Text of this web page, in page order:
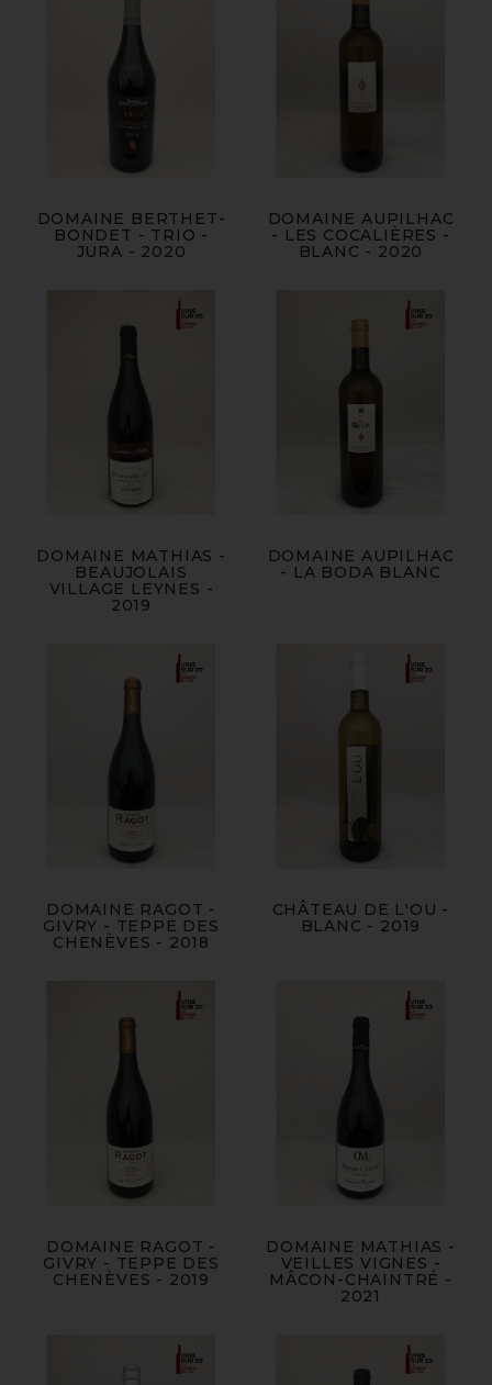
DOMAINE BERTHET-
BONDET - TRIO -
JURA - 2020
DOMAINE AUPILHAC
- LES COCALIÈRES -
BLANC - 2020
DOMAINE MATHIAS -
BEAUJOLAIS
VILLAGE LEYNES -
2019
DOMAINE AUPILHAC
- LA BODA BLANC
DOMAINE RAGOT -
GIVRY - TEPPE DES
CHENÈVES - 2018
CHÂTEAU DE L'OU -
BLANC - 2019
DOMAINE RAGOT -
GIVRY - TEPPE DES
CHENÈVES - 2019
DOMAINE MATHIAS -
VEILLES VIGNES -
MÂCON-CHAINTRÉ -
2021